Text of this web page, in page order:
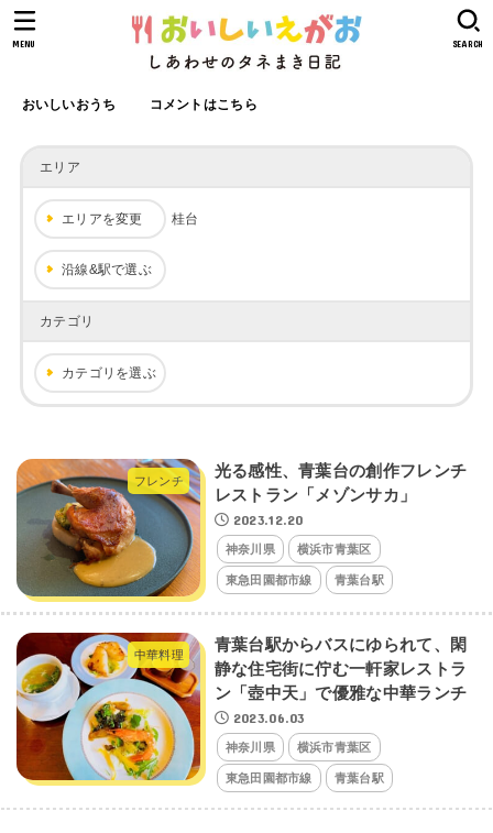
おいしいおうち コメントはこちら
SEARCH
MENU
エリア
エリアを変更 桂台
沿線&駅で選ぶ
カテゴリ
カテゴリを選ぶ
フレンチ
光る感性、青葉台の創作フレンチ
レストラン「メゾンサカ」
2023.12.20
神奈川県 横浜市青葉区
東急田園都市線 青葉台駅
中華料理
青葉台駅からバスにゆられて、閑
静な住宅街に佇む一軒家レストラ
ン「壺中天」で優雅な中華ランチ
2023.06.03
神奈川県 横浜市青葉区
東急田園都市線 青葉台駅